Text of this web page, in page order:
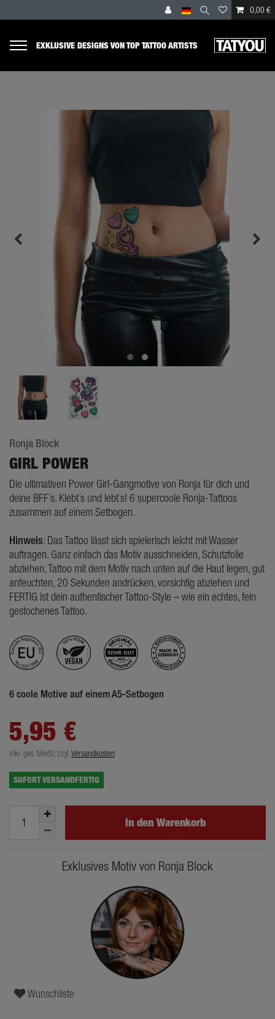
0,00 €
EXKLUSIVE DESIGNS VON TOP TATTOO ARTISTS
Ronja Block
GIRL POWER
Die ultimativen Power Girl-Gangmotive von Ronja für dich und
deine BFF´s. Klebt´s und lebt´s! 6 supercoole Ronja-Tattoos
zusammen auf einem Setbogen.
Hinweis: Das Tattoo lässt sich spielerisch leicht mit Wasser
auftragen. Ganz einfach das Motiv ausschneiden, Schutzfolie
abziehen, Tattoo mit dem Motiv nach unten auf die Haut legen, gut
anfeuchten, 20 Sekunden andrücken, vorsichtig abziehen und
FERTIG ist dein authentischer Tattoo-Style – wie ein echtes, fein
gestochenes Tattoo.
6 coole Motive auf einem A5-Setbogen
5,95 €
inkl. ges. MwSt.zzgl.Versandkosten
SOFORT VERSANDFERTIG
In den Warenkorb
Exklusives Motiv von Ronja Block
Wunschliste